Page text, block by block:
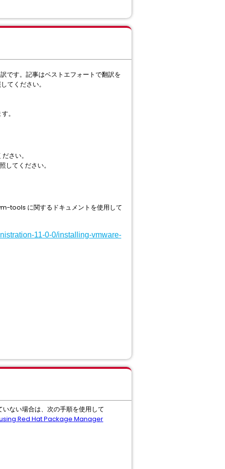
です。記事はベストエフォートで翻訳を
てください。
。
さい。
してください。
tools に関するドキュメントを使用して
11-0-0/installing-vmware-
ない場合は、次の手順を使用して
Red Hat Package Manager